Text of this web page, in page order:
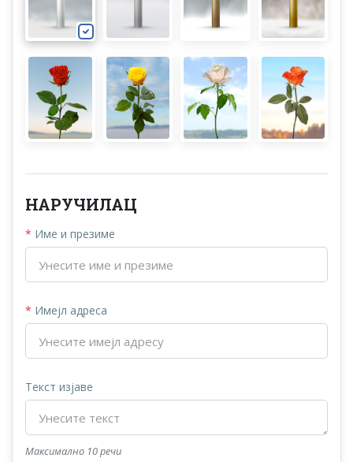
НАРУЧИЛАЦ
* Име и презиме
* Имејл адреса
Текст изјаве
Максимално 10 речи